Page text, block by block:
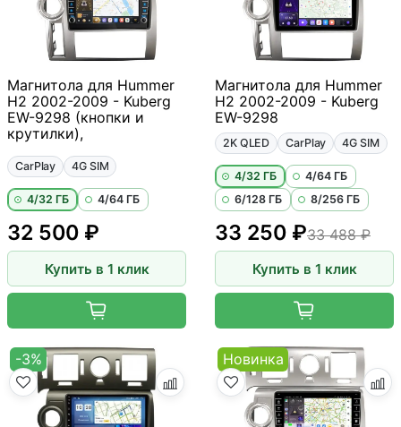
Магнитола для Hummer
H2 2002-2009 - Kuberg
EW-9298 (кнопки и
крутилки),
CarPlay 4G SIM
4/32 ГБ 4/64 ГБ
32 500 ₽
Купить в 1 клик
Магнитола для Hummer
H2 2002-2009 - Kuberg
EW-9298
2K QLED CarPlay 4G SIM
4/32 ГБ
4/64 ГБ
6/128 ГБ
8/256 ГБ
33 250 ₽33 488 ₽
Купить в 1 клик
-3% Новинка